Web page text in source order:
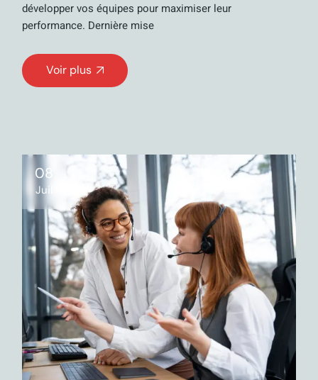
développer vos équipes pour maximiser leur
performance. Dernière mise
Voir plus
08
Juil